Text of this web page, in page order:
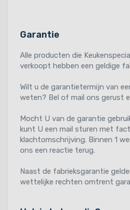
Garantie
Alle producten die
verkoopt hebben een geldige
Wilt u de garantietermijn van
weten? Bel of mail ons gerust
Mocht U van de garantie
kunt U een mail sturen met
klachtomschrijving. Binnen 1
ons een reactie terug.
Naast de fabrieksgarantie
wettelijke rechten omtrent